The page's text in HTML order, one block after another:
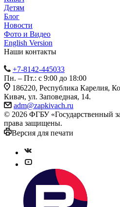
Детям
Блог
Новости
Фото и Видео
English Version
Наши контакты
+7-8142-445033
Пн. – Пт.: с 9:00 до 18:00
186220, Республика Карелия,
Кивач, ул. Заповедная, 14.
adm@zapkivach.ru
© 2026 ФГБУ «Государственный
права защищены.
Версия для печати